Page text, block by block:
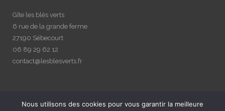
Gîte les blés verts
6 rue de la grande ferme
27190 Sébecourt
06 89 29 62 12
contact@lesblesverts.fr
Nous utilisons des cookies pour vous garantir la meilleure